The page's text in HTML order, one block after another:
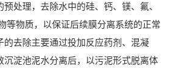
处理，去除水中的硅、钙、镁、氟、
等物质，以保证后续膜分离系统的正常
的去除主要通过投加反应药剂、混凝
沉淀池泥水分离后，以污泥形式脱离体